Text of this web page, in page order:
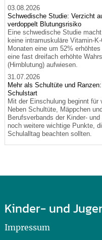
03.08.2026
Schwedische Studie: Verzicht
verdoppelt Blutungsrisiko
Eine schwedische Studie
keine intramuskuläre Vitamin-
Monaten eine um 52%
eine fast dreifach erhöhte
(Hirnblutung) aufwiesen.
31.07.2026
Mehr als Schultüte und
Schulstart
Mit der Einschulung beginnt für
Neben Schultüte, Mäppchen
Berufsverbands der Kinder-
noch weitere wichtige Punkte,
Schulalltag beachten sollten.
Kinder- und
Impressum